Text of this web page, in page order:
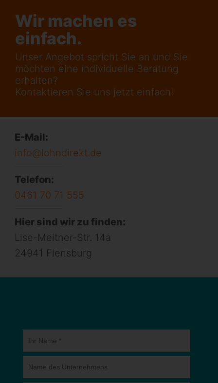
Wir machen es
einfach.
Unser Angebot spricht Sie an und Sie
möchten eine individuelle Beratung
erhalten?
Kontaktieren Sie uns jetzt einfach!
E-Mail:
info@lohndirekt.de
Telefon:
0461 70 71 555
Hier sind wir zu finden:
Lise-Meitner-Str. 14a
24941 Flensburg